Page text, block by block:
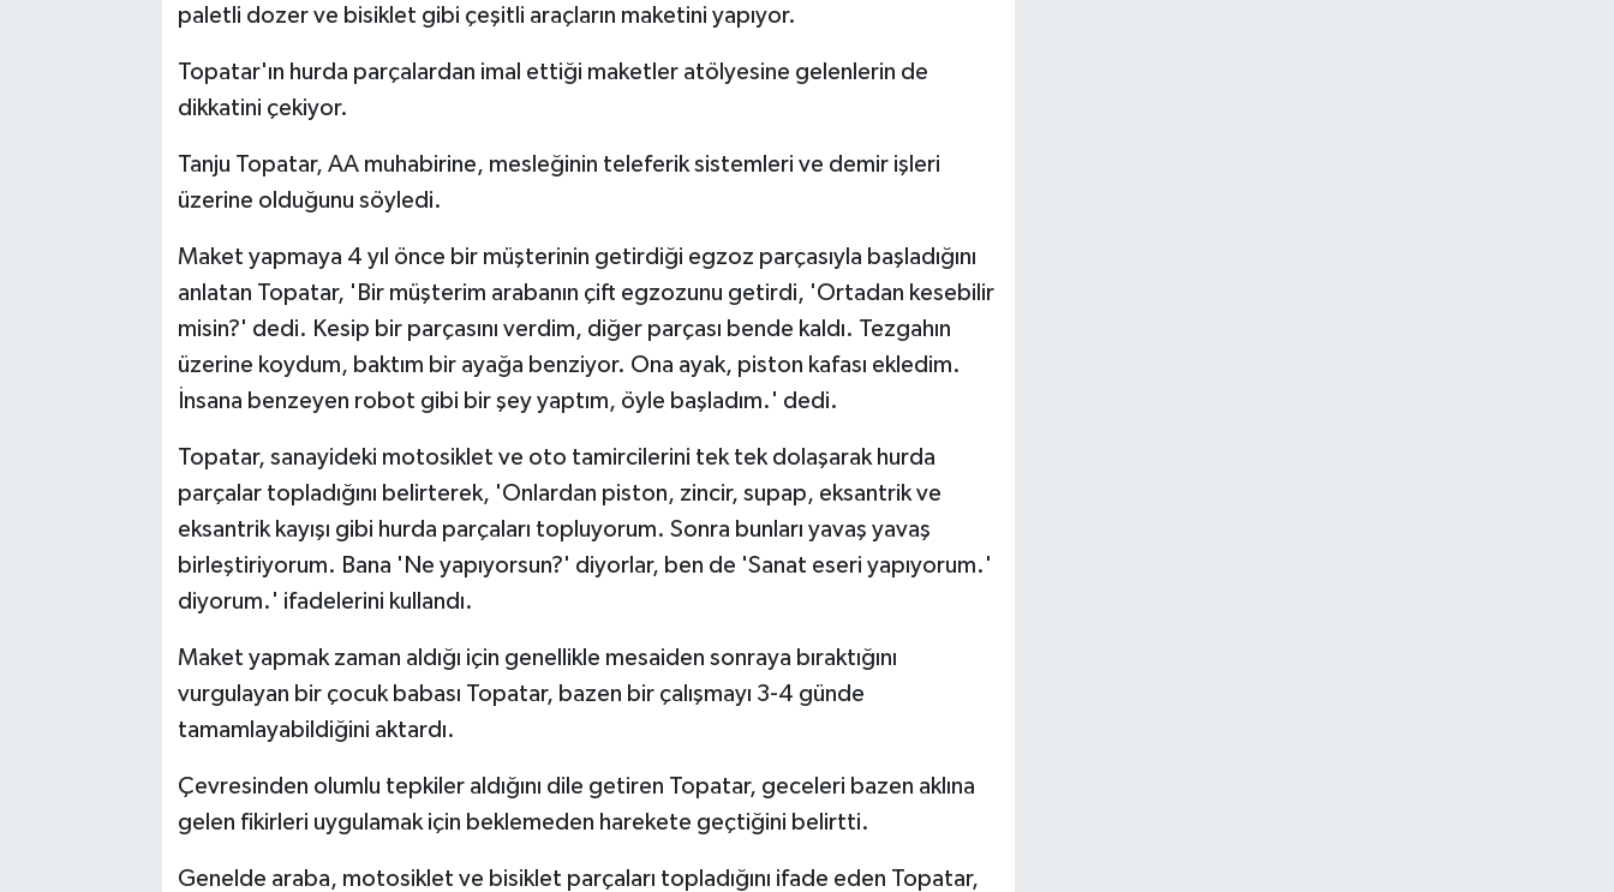
paletli dozer ve bisiklet gibi çeşitli araçların maketini yapıyor.
Topatar'ın hurda parçalardan imal ettiği maketler atölyesine gelenlerin de
dikkatini çekiyor.
Tanju Topatar, AA muhabirine, mesleğinin teleferik sistemleri ve demir işleri
üzerine olduğunu söyledi.
Maket yapmaya 4 yıl önce bir müşterinin getirdiği egzoz parçasıyla başladığını
anlatan Topatar, 'Bir müşterim arabanın çift egzozunu getirdi, 'Ortadan kesebilir
misin?' dedi. Kesip bir parçasını verdim, diğer parçası bende kaldı. Tezgahın
üzerine koydum, baktım bir ayağa benziyor. Ona ayak, piston kafası ekledim.
İnsana benzeyen robot gibi bir şey yaptım, öyle başladım.' dedi.
Topatar, sanayideki motosiklet ve oto tamircilerini tek tek dolaşarak hurda
parçalar topladığını belirterek, 'Onlardan piston, zincir, supap, eksantrik ve
eksantrik kayışı gibi hurda parçaları topluyorum. Sonra bunları yavaş yavaş
birleştiriyorum. Bana 'Ne yapıyorsun?' diyorlar, ben de 'Sanat eseri yapıyorum.'
diyorum.' ifadelerini kullandı.
Maket yapmak zaman aldığı için genellikle mesaiden sonraya bıraktığını
vurgulayan bir çocuk babası Topatar, bazen bir çalışmayı 3-4 günde
tamamlayabildiğini aktardı.
Çevresinden olumlu tepkiler aldığını dile getiren Topatar, geceleri bazen aklına
gelen fikirleri uygulamak için beklemeden harekete geçtiğini belirtti.
Genelde araba, motosiklet ve bisiklet parçaları topladığını ifade eden Topatar,